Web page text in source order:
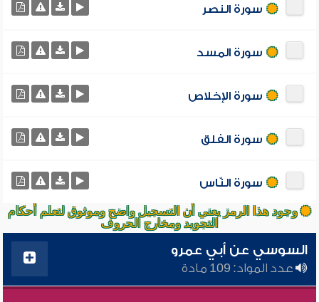
سورة النصر
سورة المسد
سورة الإخلاص
سورة الفلق
سورة النّاس
وجود هذا الرمز يعني أن التسجيل واضح وموثوق لتعلم أحكام
التجويد ومخارج الحروف
السوسي عن أبي عمرو
عدد المواد: 109 مادة